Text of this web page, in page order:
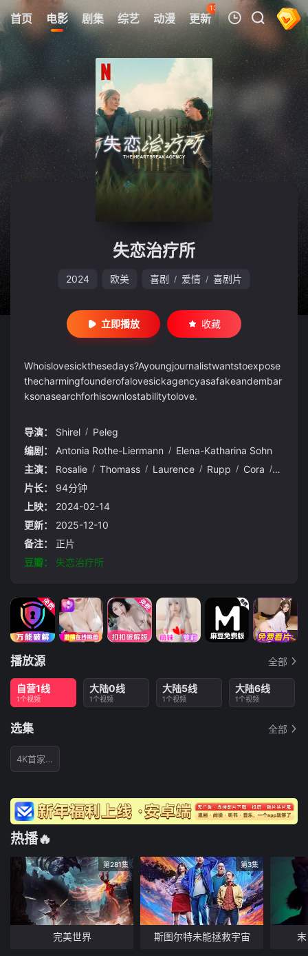
首页 电影 剧集 综艺 动漫 更新
132
热榜 APP
我的观影记录
暂无观看影片的记录
失恋治疗所
2024 欧美 喜剧 / 爱情 / 喜剧片
立即播放 收藏
Whoislovesickthesedays?Ayoungjournalistwantstoexpose
thecharmingfounderofalovesickagencyasafakeandembar
ksonasearchforhisownlostabilitytolove.
导演： Shirel / Peleg
编剧：
Antonia Rothe-Liermann / Elena-Katharina Sohn
主演：
Rosalie / Thomass / Laurence / Rupp / Cora / Trube
片长：
94分钟
上映：
2024-02-14
更新：
2025-12-10
备注：
正片
豆瓣：
失恋治疗所
播放源 全部
自营1线
1个视频
大陆0线
1个视频
大陆5线
1个视频
大陆6线
1个视频
选集 全部
4K首家独播
热播🔥
第281集
完美世界
第3集
斯图尔特未能拯救宇宙